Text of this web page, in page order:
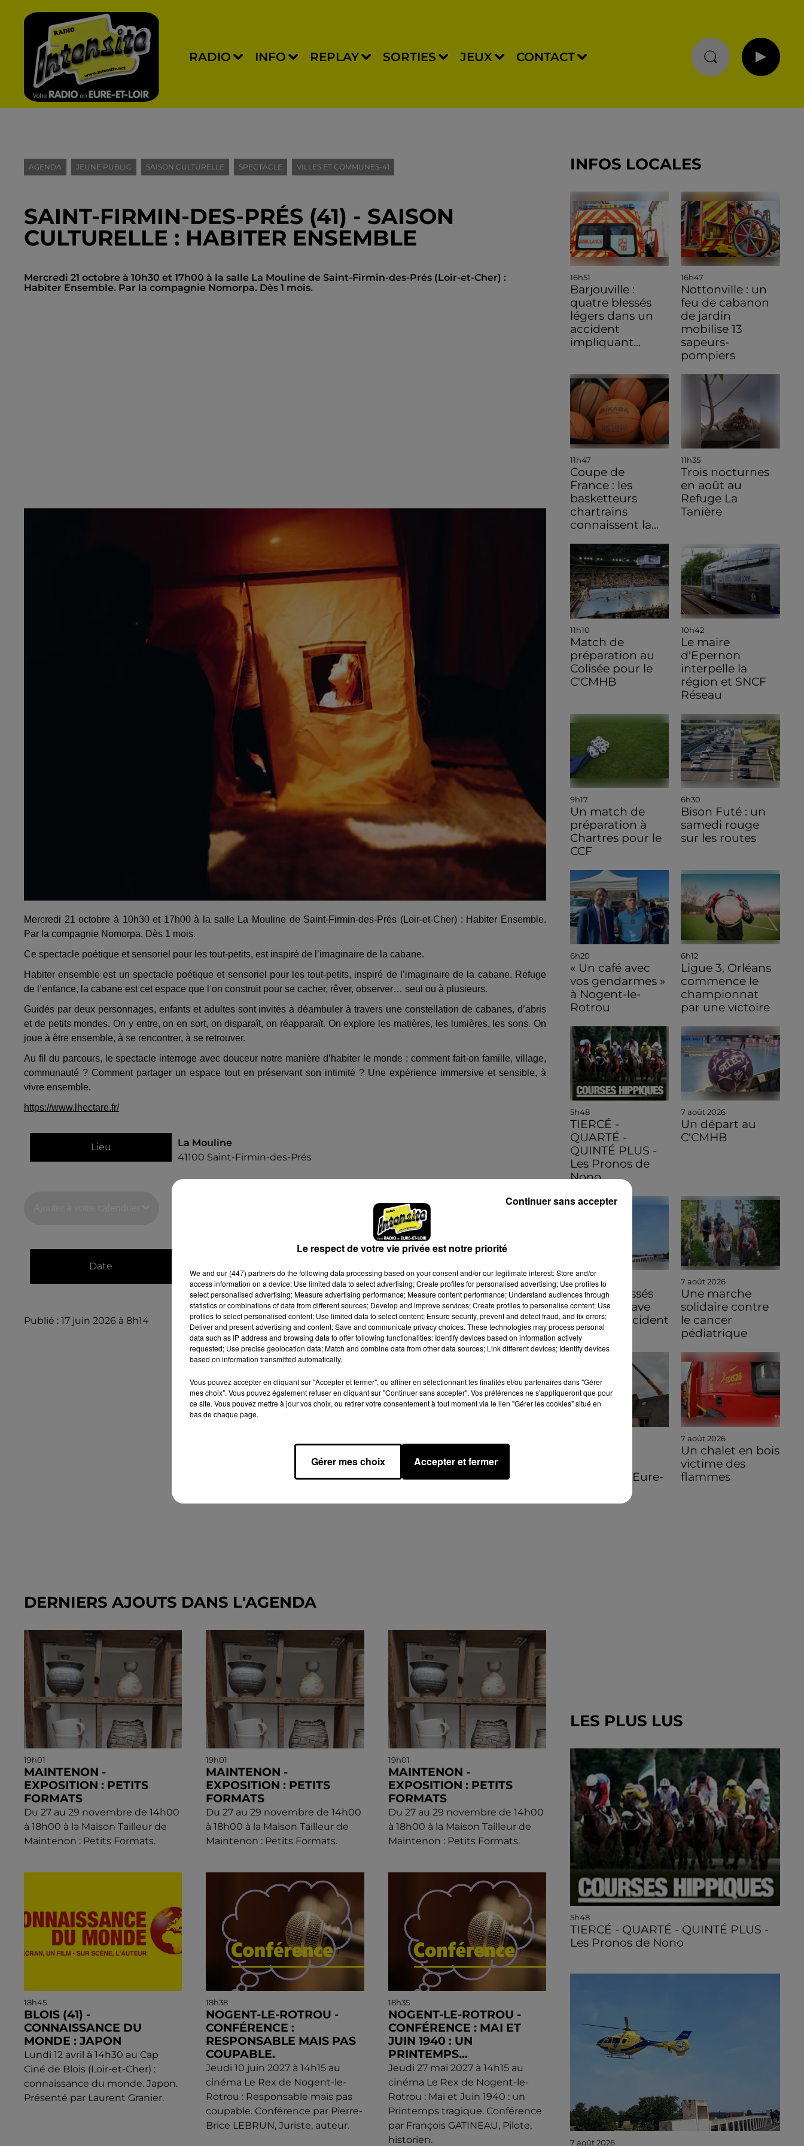
RADIO INFO REPLAY SORTIES JEUX CONTACT
AGENDA JEUNE PUBLIC SAISON CULTURELLE SPECTACLE VILLES ET COMMUNES-41
SAINT-FIRMIN-DES-PRÉS (41) - SAISON
CULTURELLE : HABITER ENSEMBLE
Mercredi 21 octobre à 10h30 et 17h00 à la salle La Mouline de Saint-Firmin-des-Prés (Loir-et-Cher) :
Habiter Ensemble. Par la compagnie Nomorpa. Dès 1 mois.
Mercredi 21 octobre à 10h30 et 17h00 à la salle La Mouline de Saint-Firmin-des-Prés (Loir-et-Cher) : Habiter Ensemble.
Par la compagnie Nomorpa. Dès 1 mois.
Ce spectacle poétique et sensoriel pour les tout-petits, est inspiré de l’imaginaire de la cabane.
Habiter ensemble est un spectacle poétique et sensoriel pour les tout-petits, inspiré de l’imaginaire de la cabane. Refuge
de l’enfance, la cabane est cet espace que l’on construit pour se cacher, rêver, observer… seul ou à plusieurs.
Guidés par deux personnages, enfants et adultes sont invités à déambuler à travers une constellation de cabanes, d’abris
et de petits mondes. On y entre, on en sort, on disparaît, on réapparaît. On explore les matières, les lumières, les sons. On
joue à être ensemble, à se rencontrer, à se retrouver.
Au fil du parcours, le spectacle interroge avec douceur notre manière d’habiter le monde : comment fait-on famille, village,
communauté ? Comment partager un espace tout en préservant son intimité ? Une expérience immersive et sensible, à
vivre ensemble.
https://www.lhectare.fr/
Lieu
La Mouline
41100 Saint-Firmin-des-Prés
Date
21 octobre 2026 à 10h30
au21 octobre 2026 à 18h00
Publié : 17 juin 2026 à 8h14
DERNIERS AJOUTS DANS L'AGENDA
19h01
MAINTENON -
EXPOSITION : PETITS
FORMATS
Du 27 au 29 novembre de 14h00
à 18h00 à la Maison Tailleur de
Maintenon : Petits Formats.
19h01
MAINTENON -
EXPOSITION : PETITS
FORMATS
Du 27 au 29 novembre de 14h00
à 18h00 à la Maison Tailleur de
Maintenon : Petits Formats.
19h01
MAINTENON -
EXPOSITION : PETITS
FORMATS
Du 27 au 29 novembre de 14h00
à 18h00 à la Maison Tailleur de
Maintenon : Petits Formats.
18h45
BLOIS (41) -
CONNAISSANCE DU
MONDE : JAPON
Lundi 12 avril à 14h30 au Cap
Ciné de Blois (Loir-et-Cher) :
connaissance du monde. Japon.
Présenté par Laurent Granier.
18h38
NOGENT-LE-ROTROU -
CONFÉRENCE :
RESPONSABLE MAIS PAS
COUPABLE.
Jeudi 10 juin 2027 à 14h15 au
cinéma Le Rex de Nogent-le-
Rotrou : Responsable mais pas
coupable. Conférence par Pierre-
Brice LEBRUN, Juriste, auteur.
18h35
NOGENT-LE-ROTROU -
CONFÉRENCE : MAI ET
JUIN 1940 : UN
PRINTEMPS...
Jeudi 27 mai 2027 à 14h15 au
cinéma Le Rex de Nogent-le-
Rotrou : Mai et Juin 1940 : un
Printemps tragique. Conférence
par François GATINEAU, Pilote,
historien.
INFOS LOCALES
16h51
Barjouville :
quatre blessés
légers dans un
accident
impliquant...
16h47
Nottonville : un
feu de cabanon
de jardin
mobilise 13
sapeurs-
pompiers
11h47
Coupe de
France : les
basketteurs
chartrains
connaissent la...
11h35
Trois nocturnes
en août au
Refuge La
Tanière
11h10
Match de
préparation au
Colisée pour le
C'CMHB
10h42
Le maire
d'Epernon
interpelle la
région et SNCF
Réseau
9h17
Un match de
préparation à
Chartres pour le
CCF
6h30
Bison Futé : un
samedi rouge
sur les routes
6h20
« Un café avec
vos gendarmes »
à Nogent-le-
Rotrou
6h12
Ligue 3, Orléans
commence le
championnat
par une victoire
5h48
TIERCÉ -
QUARTÉ -
QUINTÉ PLUS -
Les Pronos de
Nono
7 août 2026
Un départ au
C'CMHB
7 août 2026
Quatre blessés
dont un grave
dans un accident
sur l'A10
7 août 2026
Une marche
solidaire contre
le cancer
pédiatrique
volante en Eure-
7 août 2026
Un chalet en bois
victime des
flammes
LES PLUS LUS
5h48
TIERCÉ - QUARTÉ - QUINTÉ PLUS -
Les Pronos de Nono
7 août 2026
Le respect de votre vie privée est notre priorité
We and our (447) partnersdo the following data processing based on your consent and/or our legitimate interest: Store and/or
access information on a device; Use limited data to select advertising; Create profiles for personalised advertising; Use profiles to
select personalised advertising; Measure advertising performance; Measure content performance; Understand audiences through
statistics or combinations of data from different sources; Develop and improve services; Create profiles to personalise content; Use
profiles to select personalised content; Use limited data to select content; Ensure security, prevent and detect fraud, and fix errors;
Deliver and present advertising and content; Save and communicate privacy choices. These technologies may process personal
data such as IP address and browsing data to offer following functionalities: Identify devices based on information actively
requested; Use precise geolocation data; Match and combine data from other data sources; Link different devices; Identify devices
based on information transmitted automatically.
Vous pouvez accepter en cliquant sur "Accepter et fermer", ou affiner en sélectionnant les finalités et/ou partenaires dans "Gérer
mes choix". Vous pouvez également refuser en cliquant sur "Continuer sans accepter". Vos préférences ne s'appliqueront que pour
ce site. Vous pouvez mettre à jour vos choix, ou retirer votre consentement à tout moment via le lien "Gérer les cookies" situé en
bas de chaque page.
Gérer mes choix Accepter et fermer
Continuer sans accepter